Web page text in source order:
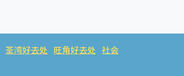
荃湾好去处 旺角好去处 社会